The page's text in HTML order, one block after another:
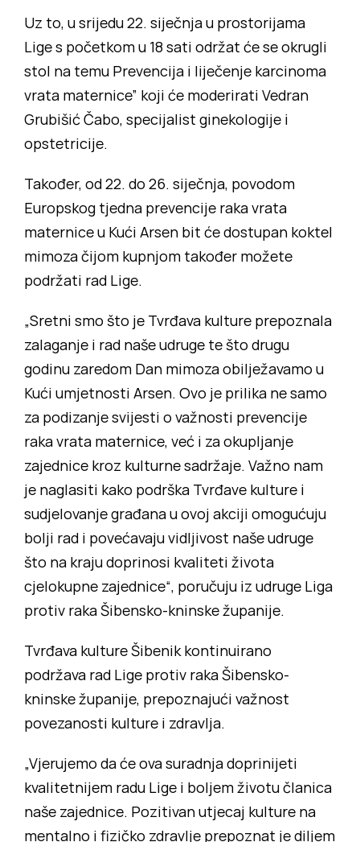
Uz to, u srijedu 22. siječnja u prostorijama
Lige s početkom u 18 sati održat će se okrugli
stol na temu Prevencija i liječenje karcinoma
vrata maternice” koji će moderirati Vedran
Grubišić Čabo, specijalist ginekologije i
opstetricije.
Također, od 22. do 26. siječnja, povodom
Europskog tjedna prevencije raka vrata
maternice u Kući Arsen bit će dostupan koktel
mimoza čijom kupnjom također možete
podržati rad Lige.
„Sretni smo što je Tvrđava kulture prepoznala
zalaganje i rad naše udruge te što drugu
godinu zaredom Dan mimoza obilježavamo u
Kući umjetnosti Arsen. Ovo je prilika ne samo
za podizanje svijesti o važnosti prevencije
raka vrata maternice, već i za okupljanje
zajednice kroz kulturne sadržaje. Važno nam
je naglasiti kako podrška Tvrđave kulture i
sudjelovanje građana u ovoj akciji omogućuju
bolji rad i povećavaju vidljivost naše udruge
što na kraju doprinosi kvaliteti života
cjelokupne zajednice“, poručuju iz udruge Liga
protiv raka Šibensko-kninske županije.
Tvrđava kulture Šibenik kontinuirano
podržava rad Lige protiv raka Šibensko-
kninske županije, prepoznajući važnost
povezanosti kulture i zdravlja.
„Vjerujemo da će ova suradnja doprinijeti
kvalitetnijem radu Lige i boljem životu članica
naše zajednice. Pozitivan utjecaj kulture na
mentalno i fizičko zdravlje prepoznat je diljem